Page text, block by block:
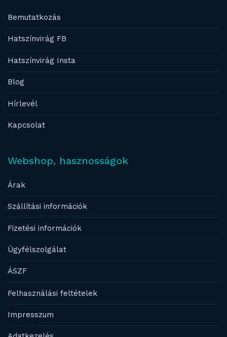
Bemutatkozás
Hatszínvirág FB
Hatszínvirág Insta
Blog
Hírlevél
Kapcsolat
Webshop, hasznosságok
Árak
Szállítási információk
Fizetési információk
Ügyfélszolgálat
ÁSZF
Felhasználási feltételek
Impresszum